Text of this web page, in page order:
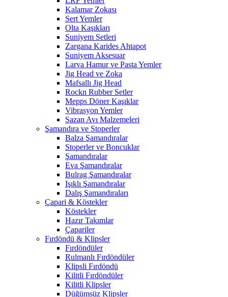
Kalamar Zokası
Sert Yemler
Olta Kaşıkları
Suniyem Setleri
Zargana Karides Ahtapot
Suniyem Aksesuar
Larva Hamur ve Pasta Yemler
Jig Head ve Zoka
Mafsallı Jig Head
Rockn Rubber Setler
Mepps Döner Kaşıklar
Vibrasyon Yemler
Sazan Avı Malzemeleri
Şamandıra ve Stoperler
Balza Şamandıralar
Stoperler ve Boncuklar
Şamandıralar
Eva Şamandıralar
Bulrag Şamandıralar
Işıklı Şamandıralar
Dalış Şamandıraları
Çapari & Köstekler
Köstekler
Hazır Takımlar
Çapariler
Fırdöndü & Klipsler
Fırdöndüler
Rulmanlı Fırdöndüler
Klipsli Fırdöndü
Kilitli Fırdöndüler
Kilitli Klipsler
Düğümsüz Klipsler